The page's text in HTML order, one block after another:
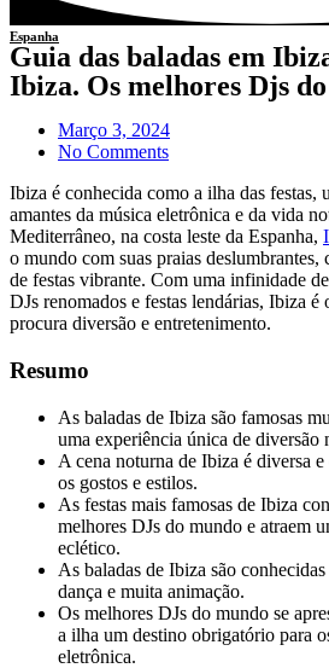
Espanha
Guia das baladas em
Ibiza. Os melhores Djs
Março 3, 2024
No Comments
Ibiza é conhecida como a ilha das festas,
amantes da música eletrônica e da vida
Mediterrâneo, na costa leste da Espanha,
o mundo com suas praias deslumbrantes,
de festas vibrante. Com uma infinidade
DJs renomados e festas lendárias, Ibiza
procura diversão e entretenimento.
Resumo
As baladas de Ibiza são famosas
uma experiência única de diversão
A cena noturna de Ibiza é diversa
os gostos e estilos.
As festas mais famosas de Ibiza
melhores DJs do mundo e atraem
eclético.
As baladas de Ibiza são
dança e muita animação.
Os melhores DJs do mundo se
a ilha um destino obrigatório para
eletrônica.